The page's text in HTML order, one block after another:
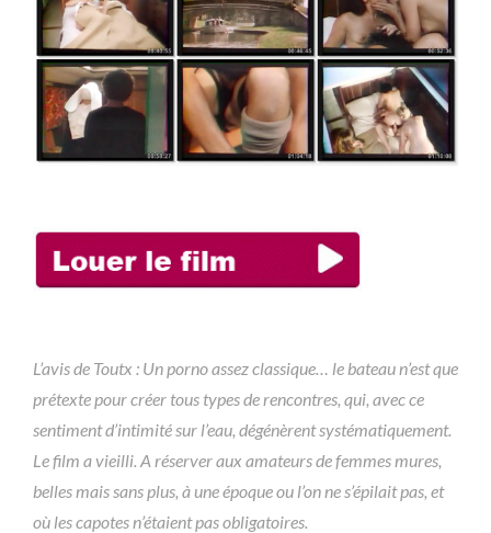
L’avis de Toutx : Un porno assez classique… le bateau n’est que
prétexte pour créer tous types de rencontres, qui, avec ce
sentiment d’intimité sur l’eau, dégénèrent systématiquement.
Le film a vieilli. A réserver aux amateurs de femmes mures,
belles mais sans plus, à une époque ou l’on ne s’épilait pas, et
où les capotes n’étaient pas obligatoires.